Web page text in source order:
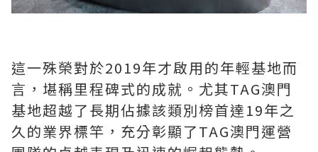
這一殊榮對於2019年才啟用的年輕基地而
言，堪稱里程碑式的成就。尤其TAG澳門
基地超越了長期佔據該類別榜首達19年之
久的業界標竿，充分彰顯了TAG澳門運營